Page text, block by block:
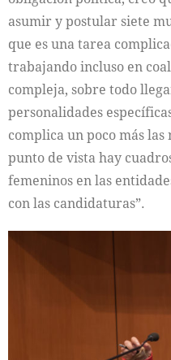
asumir y postular siete
que es una tarea
trabajando incluso en
compleja, sobre todo
personalidades
complica un poco más
punto de vista hay
femeninos en las
con las candidaturas”.